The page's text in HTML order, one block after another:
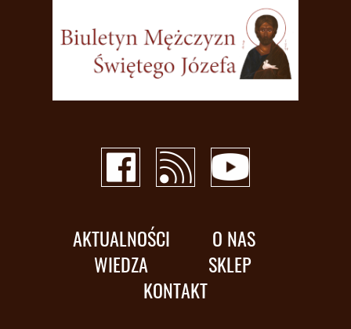
AKTUALNOŚCI
O NAS
WIEDZA
SKLEP
KONTAKT